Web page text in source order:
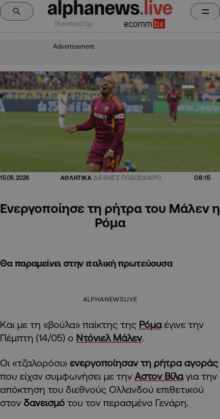
Powered by:
Advertisement
15.05.2026 ΑΘΛΗΤΙΚΑ ΔΙΕΘΝΕΣ ΠΟΔΟΣΦΑΙΡΟ 08:15
Ενεργοποίησε τη ρήτρα του Μάλεν η
Ρόμα
Θα παραμείνει στην ιταλική πρωτεύουσα
ALPHANEWSLIVE
Και με τη «βούλα» παίκτης της Ρόμαέγινε την
Πέμπτη (14/05) ο Ντόνιελ Μάλεν.
Οι «τζαλορόσι» ενεργοποίησαν τη ρήτρα αγοράς
που είχαν συμφωνήσει με την Αστον Βίλαγια την
απόκτηση του διεθνούς Ολλανδού επιθετικού
στον δανεισμό του τον περασμένο Γενάρη.